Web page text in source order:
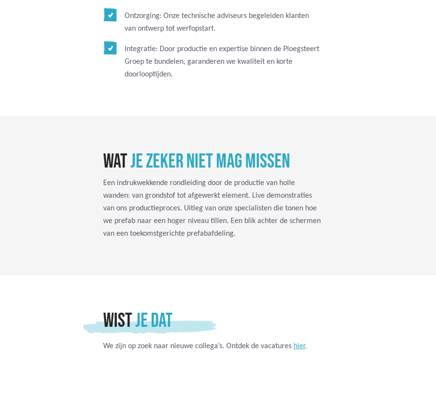
Ontzorging: Onze technische adviseurs begeleiden klanten
van ontwerp tot werfopstart.
Integratie: Door productie en expertise binnen de Ploegsteert
Groep te bundelen, garanderen we kwaliteit en korte
doorlooptijden.
WATJE ZEKER NIET MAG MISSEN
Een indrukwekkende rondleiding door de productie van holle
wanden: van grondstof tot afgewerkt element. Live demonstraties
van ons productieproces. Uitleg van onze specialisten die tonen hoe
we prefab naar een hoger niveau tillen. Een blik achter de schermen
van een toekomstgerichte prefabafdeling.
WISTJE DAT
We zijn op zoek naar nieuwe collega’s. Ontdek de vacatures hier.